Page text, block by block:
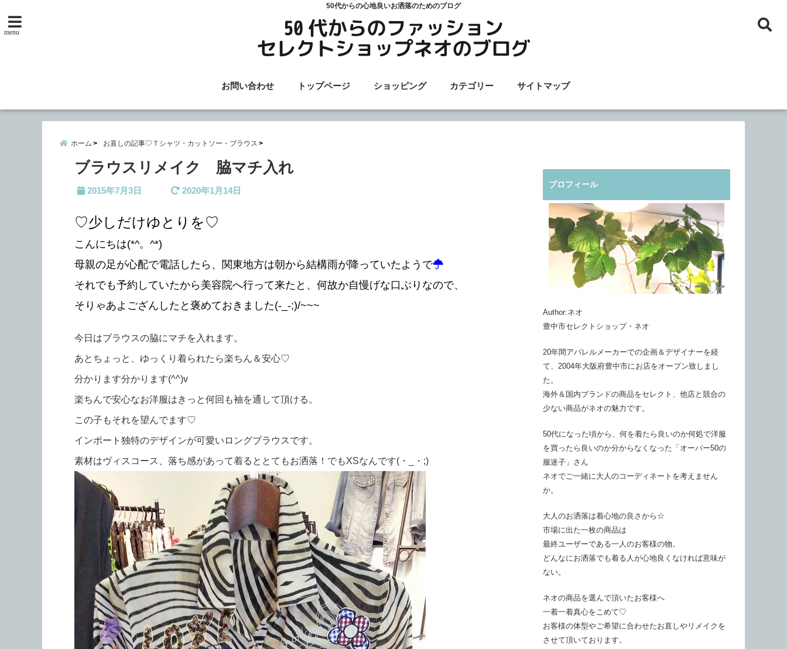
50代からの心地良いお洒落のためのブログ
menu
お問い合わせ トップページ ショッピング カテゴリー サイトマップ
ホーム お直しの記事♡Ｔシャツ・カットソー・ブラウス
ブラウスリメイク 脇マチ入れ
2015年7月3日 2020年1月14日
♡少しだけゆとりを♡
こんにちは(*^。^*)
母親の足が心配で電話したら、関東地方は朝から結構雨が降っていたようで
それでも予約していたから美容院へ行って来たと、何故か自慢げな口ぶりなので、
そりゃあよござんしたと褒めておきました(-_-;)/~~~
今日はブラウスの脇にマチを入れます。
あとちょっと、ゆっくり着られたら楽ちん＆安心♡
分かります分かります(^^)v
楽ちんで安心なお洋服はきっと何回も袖を通して頂ける。
この子もそれを望んでます♡
インポート独特のデザインが可愛いロングブラウスです。
素材はヴィスコース、落ち感があって着るととてもお洒落！でもXSなんです(・_・;)
プロフィール
Author:ネオ
豊中市セレクトショップ・ネオ
20年間アパレルメーカーでの企画＆デザイナーを経
て、2004年大阪府豊中市にお店をオープン致しまし
た。
海外＆国内ブランドの商品をセレクト、他店と競合の
少ない商品がネオの魅力です。
50代になった頃から、何を着たら良いのか何処で洋服
を買ったら良いのか分からなくなった「オーバー50の
服迷子」さん
ネオでご一緒に大人のコーディネートを考えません
か。
大人のお洒落は着心地の良さから☆
市場に出た一枚の商品は
最終ユーザーである一人のお客様の物。
どんなにお洒落でも着る人が心地良くなければ意味が
ない。
ネオの商品を選んで頂いたお客様へ
一着一着真心をこめて♡
お客様の体型やご希望に合わせたお直しやリメイクを
させて頂いております。